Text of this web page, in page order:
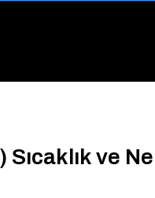
ve